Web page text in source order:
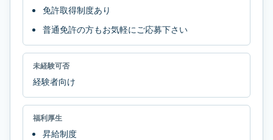
免許取得制度あり
普通免許の方もお気軽にご応募下さい
未経験可否
経験者向け
福利厚生
昇給制度